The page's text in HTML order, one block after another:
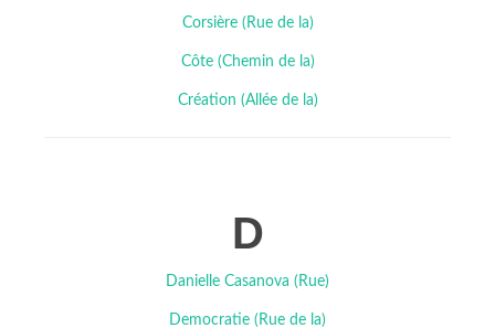
Corsière (Rue de la)
Côte (Chemin de la)
Création (Allée de la)
D
Danielle Casanova (Rue)
Democratie (Rue de la)